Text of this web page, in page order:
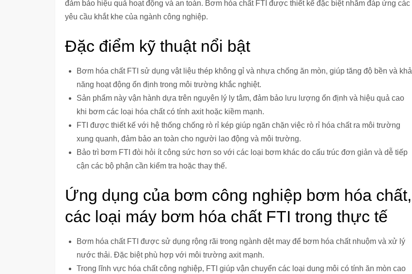
đảm bảo hiệu quả hoạt động và an toàn. Bơm hóa chất FTI được thiết kế đặc biệt nhằm đáp ứng các
yêu cầu khắt khe của ngành công nghiệp.
Đặc điểm kỹ thuật nổi bật
Bơm hóa chất FTI sử dụng vật liệu thép không gỉ và nhựa chống ăn mòn, giúp tăng độ bền và khả
năng hoạt động ổn định trong môi trường khắc nghiệt.
Sản phẩm này vận hành dựa trên nguyên lý ly tâm, đảm bảo lưu lượng ổn định và hiệu quả cao
khi bơm các loại hóa chất có tính axit hoặc kiềm mạnh.
FTI được thiết kế với hệ thống chống rò rỉ kép giúp ngăn chặn việc rò rỉ hóa chất ra môi trường
xung quanh, đảm bảo an toàn cho người lao động và môi trường.
Bảo trì bơm FTI đòi hỏi ít công sức hơn so với các loại bơm khác do cấu trúc đơn giản và dễ tiếp
cận các bộ phận cần kiểm tra hoặc thay thế.
Ứng dụng của bơm công nghiệp bơm hóa chất,
các loại máy bơm hóa chất FTI trong thực tế
Bơm hóa chất FTI được sử dụng rộng rãi trong ngành dệt may để bơm hóa chất nhuộm và xử lý
nước thải. Đặc biệt phù hợp với môi trường axit mạnh.
Trong lĩnh vực hóa chất công nghiệp, FTI giúp vận chuyển các loại dung môi có tính ăn mòn cao